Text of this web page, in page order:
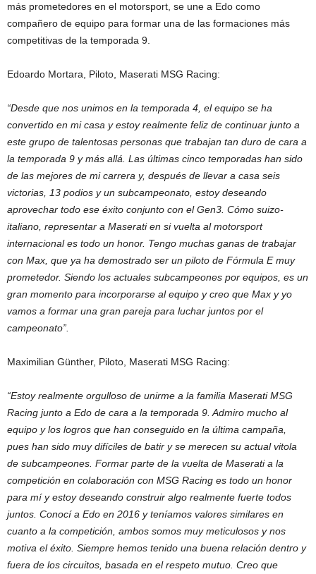
más prometedores en el motorsport, se une a Edo como
compañero de equipo para formar una de las formaciones más
competitivas de la temporada 9.
Edoardo Mortara, Piloto, Maserati MSG Racing:
“Desde que nos unimos en la temporada 4, el equipo se ha
convertido en mi casa y estoy realmente feliz de continuar junto a
este grupo de talentosas personas que trabajan tan duro de cara a
la temporada 9 y más allá. Las últimas cinco temporadas han sido
de las mejores de mi carrera y, después de llevar a casa seis
victorias, 13 podios y un subcampeonato, estoy deseando
aprovechar todo ese éxito conjunto con el Gen3. Cómo suizo-
italiano, representar a Maserati en si vuelta al motorsport
internacional es todo un honor. Tengo muchas ganas de trabajar
con Max, que ya ha demostrado ser un piloto de Fórmula E muy
prometedor. Siendo los actuales subcampeones por equipos, es un
gran momento para incorporarse al equipo y creo que Max y yo
vamos a formar una gran pareja para luchar juntos por el
campeonato”.
Maximilian Günther, Piloto, Maserati MSG Racing:
“Estoy realmente orgulloso de unirme a la familia Maserati MSG
Racing junto a Edo de cara a la temporada 9. Admiro mucho al
equipo y los logros que han conseguido en la última campaña,
pues han sido muy difíciles de batir y se merecen su actual vitola
de subcampeones. Formar parte de la vuelta de Maserati a la
competición en colaboración con MSG Racing es todo un honor
para mí y estoy deseando construir algo realmente fuerte todos
juntos. Conocí a Edo en 2016 y teníamos valores similares en
cuanto a la competición, ambos somos muy meticulosos y nos
motiva el éxito. Siempre hemos tenido una buena relación dentro y
fuera de los circuitos, basada en el respeto mutuo. Creo que